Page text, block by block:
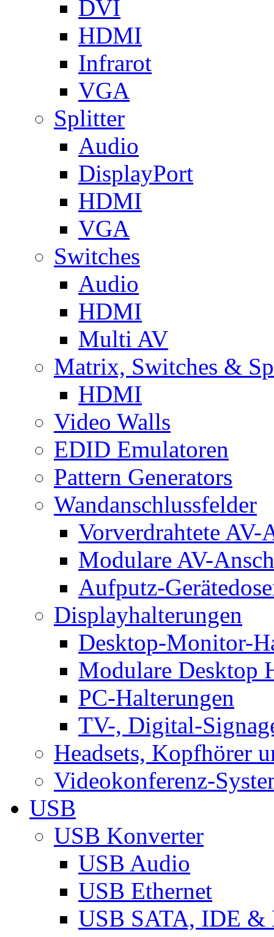
DVI
HDMI
Infrarot
VGA
Splitter
Audio
DisplayPort
HDMI
VGA
Switches
Audio
HDMI
Multi AV
Matrix, Switches &
HDMI
Video Walls
EDID Emulatoren
Pattern Generators
Wandanschlussfelder
Vorverdrahtete AV-
Modulare AV-
Aufputz-
Displayhalterungen
Desktop-Monitor-
Modulare Desktop
PC-Halterungen
TV-, Digital-
Headsets, Kopfhörer
Videokonferenz-
USB
USB Konverter
USB Audio
USB Ethernet
USB SATA, IDE &